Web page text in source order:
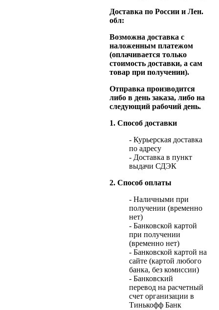
Доставка по России и Лен.
обл:
Возможна доставка с
наложенным платежом
(оплачивается только
стоимость доставки, а сам
товар при получении).
Отправка производится
либо в день заказа, либо на
следующий рабочий день.
1. Способ доставки
- Курьерская доставка
по адресу
- Доставка в пункт
выдачи СДЭК
2. Способ оплаты
- Наличными при
получении (временно
нет)
- Банковской картой
при получении
(временно нет)
- Банковской картой на
сайте (картой любого
банка, без комиссии)
- Банковский
перевод на расчетный
счет организации в
Тинькофф Банк